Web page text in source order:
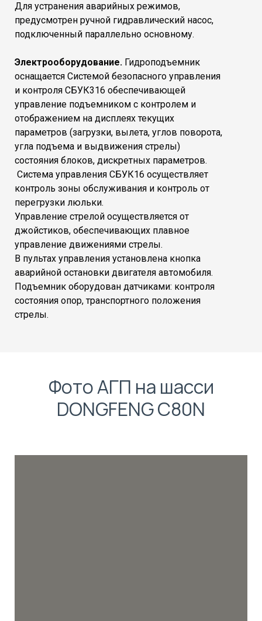
Для устранения аварийных режимов,
предусмотрен ручной гидравлический насос,
подключенный параллельно основному.
Электрооборудование. Гидроподъемник
оснащается Системой безопасного управления
и контроля СБУК316 обеспечивающей
управление подъемником с контролем и
отображением на дисплеях текущих
параметров (загрузки, вылета, углов поворота,
угла подъема и выдвижения стрелы)
состояния блоков, дискретных параметров.
Система управления СБУК16 осуществляет
контроль зоны обслуживания и контроль от
перегрузки люльки.
Управление стрелой осуществляется от
джойстиков, обеспечивающих плавное
управление движениями стрелы.
В пультах управления установлена кнопка
аварийной остановки двигателя автомобиля.
Подъемник оборудован датчиками: контроля
состояния опор, транспортного положения
стрелы.
Фото АГП на шасси
DONGFENG C80N